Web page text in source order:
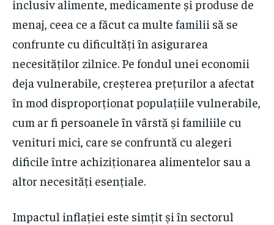
inclusiv alimente, medicamente și produse de
menaj, ceea ce a făcut ca multe familii să se
confrunte cu dificultăți în asigurarea
necesităților zilnice. Pe fondul unei economii
deja vulnerabile, creșterea prețurilor a afectat
în mod disproporționat populațiile vulnerabile,
cum ar fi persoanele în vârstă și familiile cu
venituri mici, care se confruntă cu alegeri
dificile între achiziționarea alimentelor sau a
altor necesități esențiale.
Impactul inflației este simțit și în sectorul